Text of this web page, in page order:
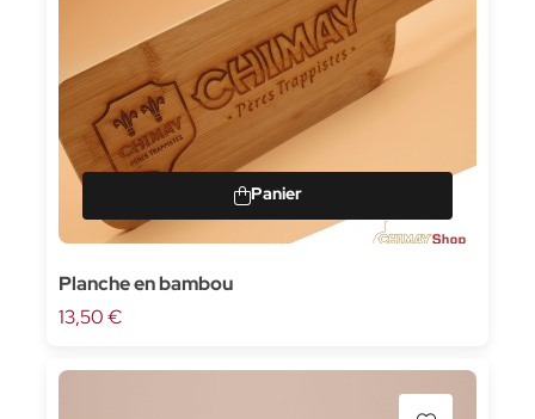
Planche en bambou
13,50 €